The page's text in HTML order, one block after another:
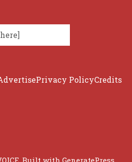
Privacy PolicyCredits